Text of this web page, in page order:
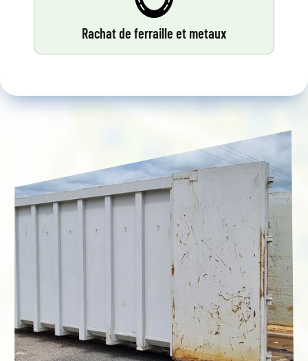
Rachat de ferraille et metaux